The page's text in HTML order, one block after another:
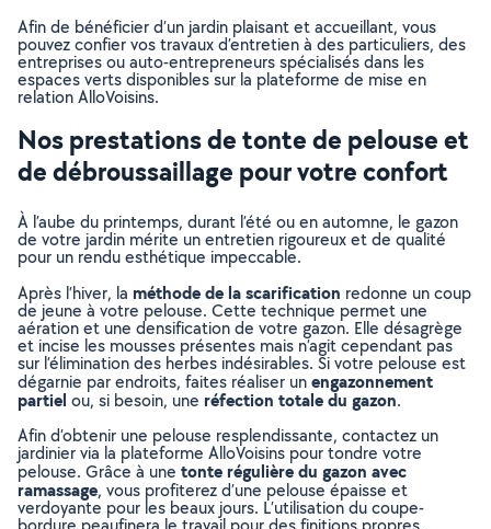
Afin de bénéficier d’un jardin plaisant et accueillant, vous
pouvez confier vos travaux d’entretien à des particuliers, des
entreprises ou auto-entrepreneurs spécialisés dans les
espaces verts disponibles sur la plateforme de mise en
relation AlloVoisins.
Nos prestations de tonte de pelouse et
de débroussaillage pour votre confort
À l’aube du printemps, durant l’été ou en automne, le gazon
de votre jardin mérite un entretien rigoureux et de qualité
pour un rendu esthétique impeccable.
Après l’hiver, la méthode de la scarification redonne un coup
de jeune à votre pelouse. Cette technique permet une
aération et une densification de votre gazon. Elle désagrège
et incise les mousses présentes mais n’agit cependant pas
sur l’élimination des herbes indésirables. Si votre pelouse est
dégarnie par endroits, faites réaliser unengazonnement
partiel ou, si besoin, une réfection totale du gazon.
Afin d’obtenir une pelouse resplendissante, contactez un
jardinier via la plateforme AlloVoisins pour tondre votre
pelouse. Grâce à une tonte régulière du gazon avec
ramassage, vous profiterez d’une pelouse épaisse et
verdoyante pour les beaux jours. L’utilisation du coupe-